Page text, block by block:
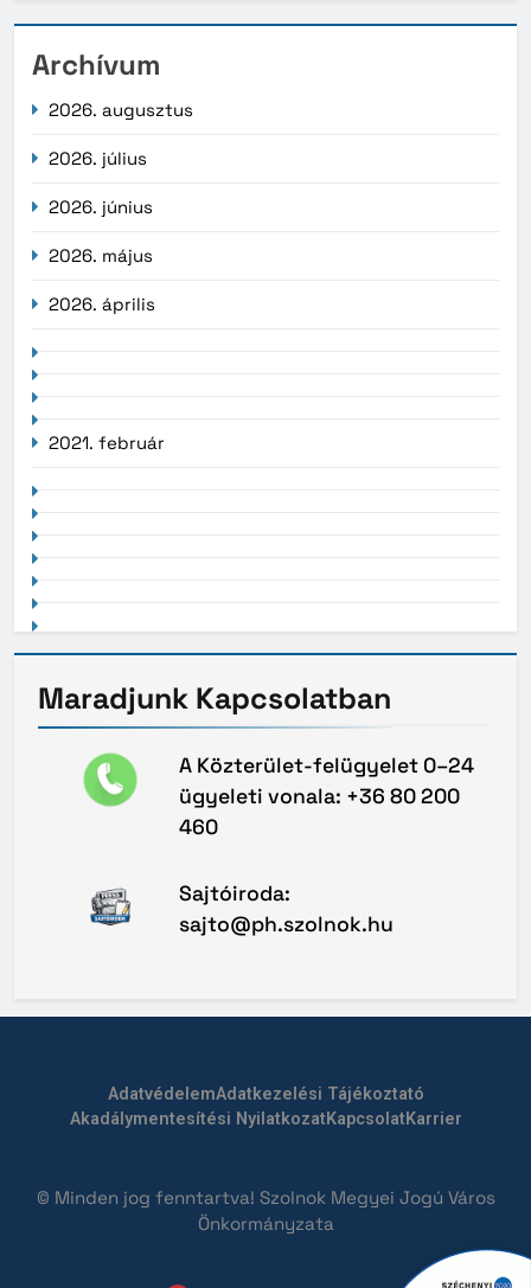
Archívum
2026. augusztus
2026. július
2026. június
2026. május
2026. április
2021. február
Maradjunk Kapcsolatban
A Közterület-felügyelet 0–24
ügyeleti vonala: +36 80 200
460
Sajtóiroda:
sajto@ph.szolnok.hu
AdatvédelemAdatkezelési Tájékoztató
Akadálymentesítési NyilatkozatKapcsolatKarrier
© Minden jog fenntartva! Szolnok Megyei Jogú Város
Önkormányzata